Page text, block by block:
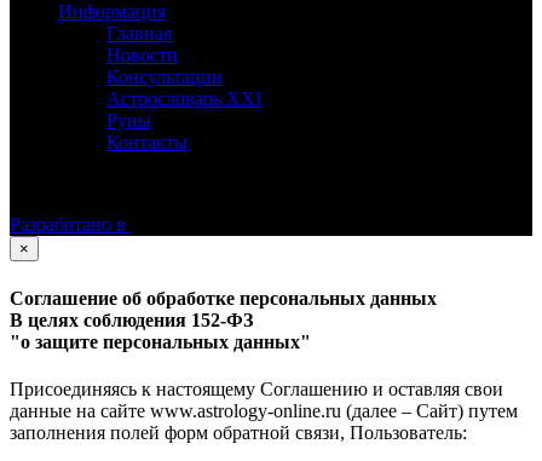
Информация
Главная
Новости
Консультации
Астрословарь XXI
Руны
Контакты
Разработано в
×
Соглашение об обработке персональных данных
В целях соблюдения 152-ФЗ
"о защите персональных данных"
Присоединяясь к настоящему Соглашению и оставляя свои
данные на сайте www.astrology-online.ru (далее – Сайт) путем
заполнения полей форм обратной связи, Пользователь: